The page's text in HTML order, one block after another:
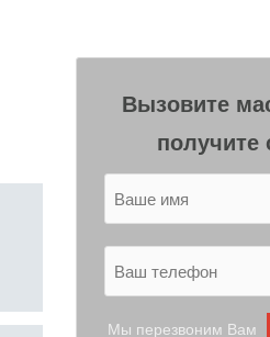
Вызовите
получите
Мы перезвоним Вам